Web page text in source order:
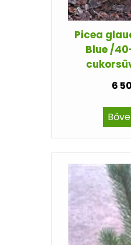
Picea
Blue /
6